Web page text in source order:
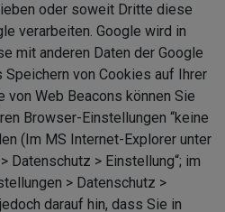
oder soweit Dritte diese
verarbeiten. Google wird in
mit anderen Daten der Google
Speichern von Cookies auf Ihrer
Web Beacons können Sie
Browser-Einstellungen “keine
(Im MS Internet-Explorer unter
Datenschutz > Einstellung“; im
> Datenschutz >
darauf hin, dass Sie in